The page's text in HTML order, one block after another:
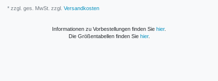
* zzgl. ges. MwSt. zzgl. Versandkosten
Informationen zu Vorbestellungen finden Sie hier.
Die Größentabellen finden Sie hier.